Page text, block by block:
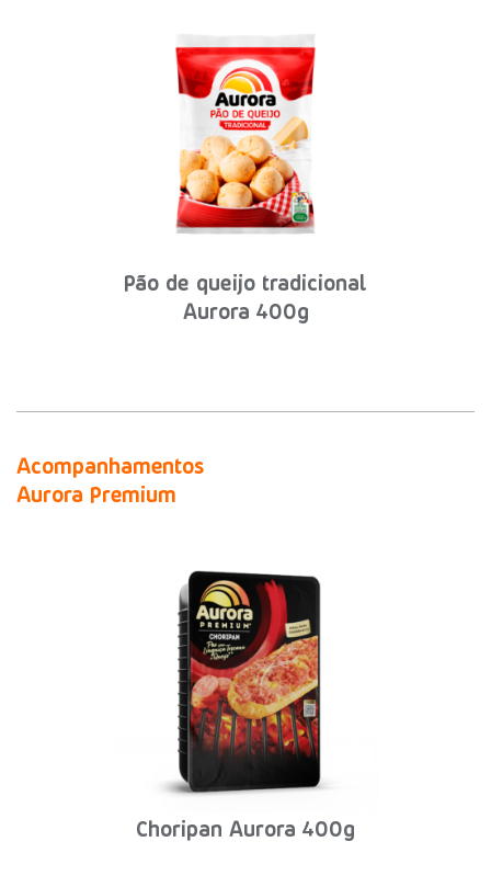
Pão de queijo tradicional
Aurora 400g
Acompanhamentos
Aurora Premium
Choripan Aurora 400g